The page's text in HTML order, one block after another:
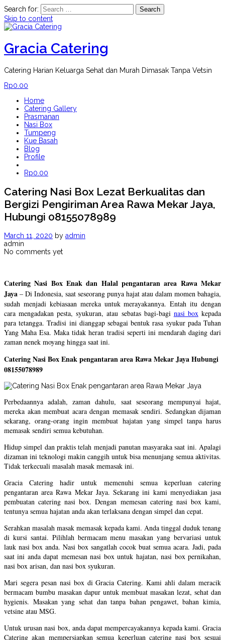
Search for:
Skip to content
Gracia Catering
Catering Harian Keluarga Sehat dan Murah Dimasak Tanpa Vetsin
Rp0.00
Home
Catering Gallery
Prasmanan
Nasi Box
Tumpeng
Kue Basah
Blog
Profile
Rp0.00
Catering Nasi Box Lezat Berkualitas dan
Bergizi Pengiriman Area Rawa Mekar Jaya,
Hubungi 08155078989
March 11, 2020 by admin
admin
No comments yet
Catering Nasi Box Enak dan Halal pengantaran area Rawa Mekar
Jaya – Di Indonesia, saat seseorang punya hajat atau dalam momen bahagia,
sudah menjadi kebiasaan mereka untuk merayakannya. Entah itu dengan
cara mengadakan pesta, syukuran, atau sebatas bagi-bagi nasi boxkepada
para tetangga. Tradisi ini dianggap sebagai bentuk rasa syukur pada Tuhan
Yang Maha Esa. Maka tidak heran tradisi seperti ini mendarah daging dari
zaman nenek moyang hingga saat ini.
Catering Nasi Box Enak pengantaran area Rawa Mekar Jaya Hubungi
08155078989
Perbedaannya adalah, zaman dahulu, saat seseorang mempunyai hajat,
mereka akan membuat acara dengan memasak sendiri. Sedangkan dijaman
sekarang, orang-orang ingin membuat hajatan yang simpel tanpa harus
memasak sendiri semua kebutuhan.
Hidup simpel dan praktis telah menjadi panutan masyaraka saat ini. Apalagi
dizaman ini teknologi makin canggih untuk bisa menunjang semua aktivitas.
Tidak terkecuali masalah masak memasak ini.
Gracia Catering hadir untuk memenuhi semua keperluan catering
pengantaran area Rawa Mekar Jaya. Sekarang ini kami menyediakan jasa
pembuatan catering nasi box. Dengan memesan catering nasi box kami,
tentunya semua hajatan anda akan terlaksana dengan simpel dan cepat.
Serahkan masalah masak memasak kepada kami. Anda tinggal duduk tenang
di kursi santai. Pilihlah bermacam menu masakan yang bervariasi untuk
lauk nasi box anda. Nasi box sangatlah cocok buat semua acara. Jadi, pada
saat ini anda dapat memesan nasi box untuk hajatan, nasi box pernikahan,
nasi box arisan, dan nasi box syukuran.
Mari segera pesan nasi box di Gracia Catering. Kami ahli dalam meracik
bermacam bumbu masakan dapur untuk membuat masakan lezat, sehat dan
hygienis. Masakan yang sehat dan tanpa bahan pengawet, bahan kimia,
vetsine atau MSG.
Untuk urusan nasi box, anda dapat mempercayakannya kepada kami. Gracia
Catering akan mempersiapkan semua keperluan catering nasi box sesuai